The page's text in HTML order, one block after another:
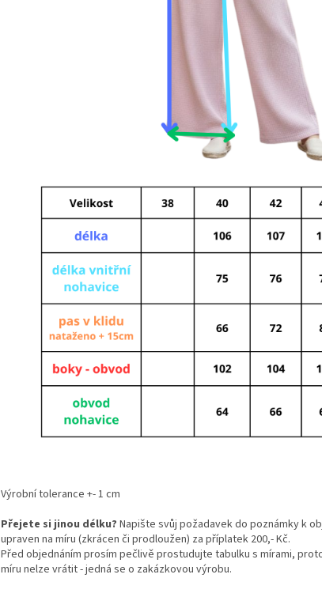
Výrobní tolerance +- 1 cm
Přejete si jinou délku? Napište svůj požadavek do poznámky k
upraven na míru (zkrácen či prodloužen) za příplatek 200,- Kč.
Před objednáním prosím pečlivě prostudujte tabulku s mírami,
míru nelze vrátit - jedná se o zakázkovou výrobu.